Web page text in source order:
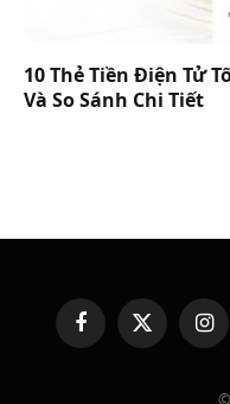
10 Thẻ Tiền Điện Tử
Và So Sánh Chi Tiết
FacebookX
(Twitter)